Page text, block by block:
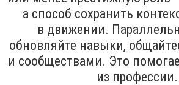
а способ сохранить
в движении.
обновляйте навыки,
и сообществами. Это
из профессии.